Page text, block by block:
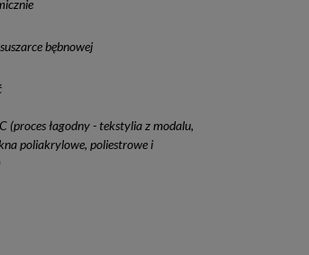
bębnowej
(proces łagodny - tekstylia z modalu,
poliakrylowe, poliestrowe i